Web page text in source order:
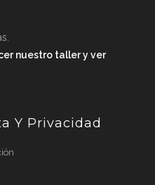
nuestro taller y ver
Y Privacidad